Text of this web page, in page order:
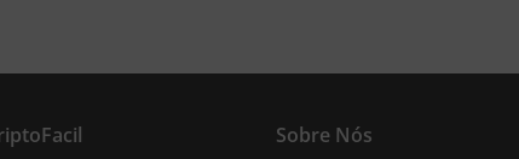
Sobre Nós